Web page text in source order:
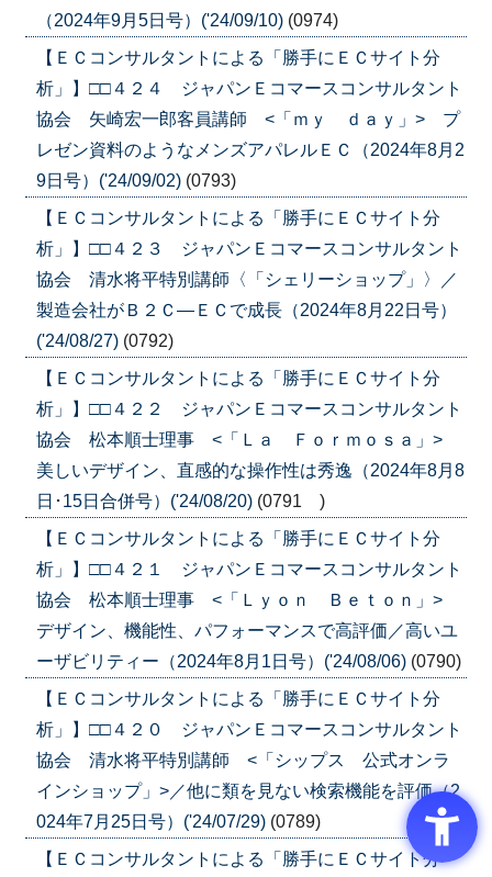
（2024年9月5日号）('24/09/10) (0974)
【ＥＣコンサルタントによる「勝手にＥＣサイト分
析」】□□４２４ ジャパンＥコマースコンサルタント
協会 矢崎宏一郎客員講師 <「ｍｙ ｄａｙ」> プ
レゼン資料のようなメンズアパレルＥＣ（2024年8月2
9日号）('24/09/02) (0793)
【ＥＣコンサルタントによる「勝手にＥＣサイト分
析」】□□４２３ ジャパンＥコマースコンサルタント
協会 清水将平特別講師〈「シェリーショップ」〉／
製造会社がＢ２Ｃ―ＥＣで成長（2024年8月22日号）
('24/08/27) (0792)
【ＥＣコンサルタントによる「勝手にＥＣサイト分
析」】□□４２２ ジャパンＥコマースコンサルタント
協会 松本順士理事 <「Ｌａ Ｆｏｒｍｏｓａ」>
美しいデザイン、直感的な操作性は秀逸（2024年8月8
日･15日合併号）('24/08/20) (0791 )
【ＥＣコンサルタントによる「勝手にＥＣサイト分
析」】□□４２１ ジャパンＥコマースコンサルタント
協会 松本順士理事 <「Ｌｙｏｎ Ｂｅｔｏｎ」>
デザイン、機能性、パフォーマンスで高評価／高いユ
ーザビリティー（2024年8月1日号）('24/08/06) (0790)
【ＥＣコンサルタントによる「勝手にＥＣサイト分
析」】□□４２０ ジャパンＥコマースコンサルタント
協会 清水将平特別講師 <「シップス 公式オンラ
インショップ」>／他に類を見ない検索機能を評価（2
024年7月25日号）('24/07/29) (0789)
【ＥＣコンサルタントによる「勝手にＥＣサイト分